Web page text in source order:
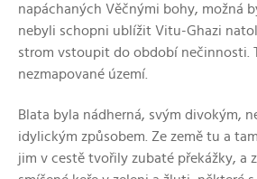
napáchaných Věčnými bohy, možná
nebyli schopni ublížit Vitu-Ghazi
strom vstoupit do období nečinnosti.
nezmapované území.
Blata byla nádherná, svým divokým,
idylickým způsobem. Ze země tu a
jim v cestě tvořily zubaté překážky, a